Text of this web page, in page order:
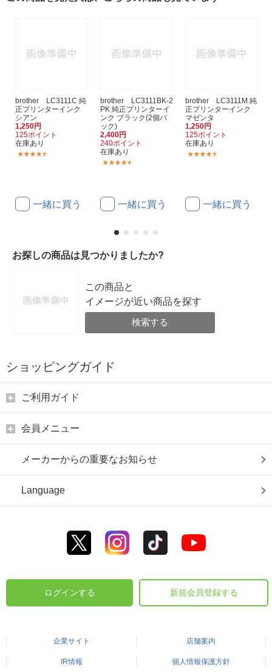
brother LC3111C 純
正プリンターインク
シアン
1,250円
125ポイント
在庫あり
一緒に買う
brother LC3111BK-2
PK 純正プリンターイ
ンク ブラック(2個パ
ック)
2,400円
240ポイント
在庫あり
一緒に買う
brother LC3111M 純
正プリンターインク
マゼンタ
1,250円
125ポイント
在庫あり
一緒に買う
お探しの商品は見つかりましたか?
この商品と
イメージが近い商品を探す
検索する
ショッピングガイド
ご利用ガイド
会員メニュー
メーカーからの重要なお知らせ
Language
ログインする 新規会員登録する
企業サイト 店舗案内
IR情報 個人情報保護方針